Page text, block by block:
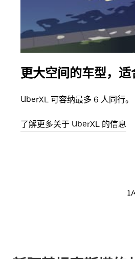
更大空间的车型，适
UberXL 可容纳最多 6 人同行。
了解更多关于 UberXL 的信息
1/